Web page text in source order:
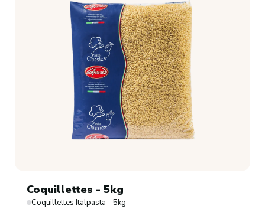
Coquillettes - 5kg
Coquillettes Italpasta - 5kg